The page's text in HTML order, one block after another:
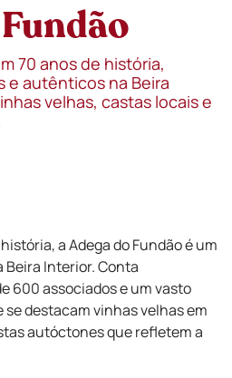
70 anos de história,
e autênticos na Beira
velhas, castas locais e
a Adega do Fundão é um
Interior. Conta
600 associados e um vasto
destacam vinhas velhas em
autóctones que refletem a